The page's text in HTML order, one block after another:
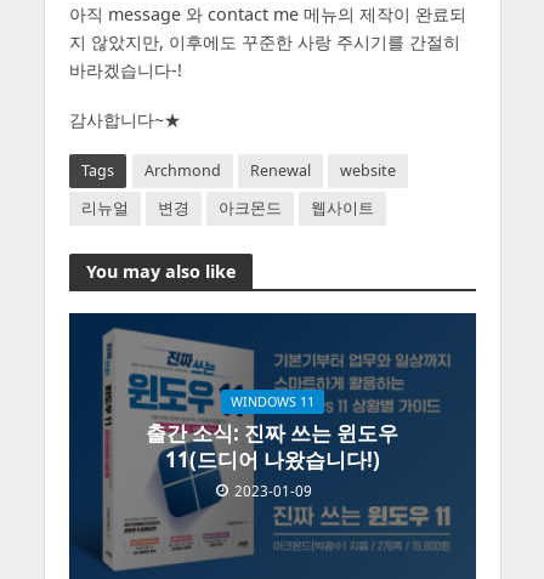
아직 message 와 contact me 메뉴의 제작이 완료되
지 않았지만, 이후에도 꾸준한 사랑 주시기를 간절히
바라겠습니다-!
감사합니다~★
Tags Archmond Renewal
website
리뉴얼
변경 아크몬드 웹사이트
You may also like
WINDOWS 11
출간 소식: 진짜 쓰는 윈도우
11(드디어 나왔습니다!)
2023-01-09